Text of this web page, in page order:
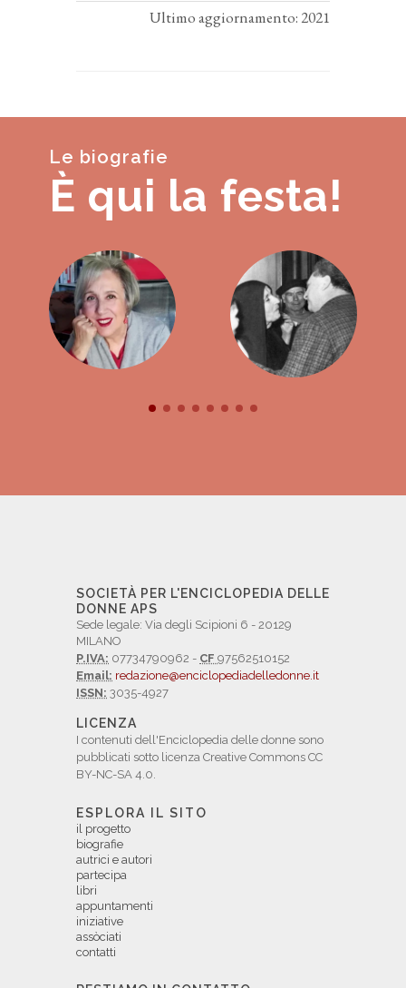
Ultimo aggiornamento: 2021
Le biografie
È qui la festa!
SOCIETÀ PER L'ENCICLOPEDIA DELLE
DONNE APS
Sede legale: Via degli Scipioni 6 - 20129
MILANO
P.IVA: 07734790962 - CF 97562510152
Email: redazione@enciclopediadelledonne.it
ISSN: 3035-4927
LICENZA
I contenuti dell'Enciclopedia delle donne sono
pubblicati sotto licenza Creative Commons CC
BY-NC-SA 4.0.
ESPLORA IL SITO
il progetto
biografie
autrici e autori
partecipa
libri
appuntamenti
iniziative
assòciati
contatti